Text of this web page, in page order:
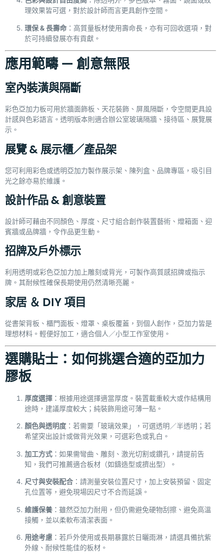
理效果皆可選，對於設計師而言更具創作空間。
環保 & 長壽命 ：高質量板材使用壽命長，亦有可回收選項，對
於可持續發展亦有貢獻。
應用範疇 — 創意無限
室內裝潢與隔斷
彩色亞加力板可用於牆面飾板、天花裝飾、屏風隔斷，令空間更具設
計感與色彩語言。透明版本則適合辦公室玻璃隔牆、接待區、展覽展
示。
展覽 & 展示櫃／產品架
您可利用彩色或透明亞加力製作展示架、陳列盒、品牌專區，吸引目
光之餘亦易於維護。
設計作品 & 創意裝置
設計師可藉由不同顏色、厚度、尺寸組合創作裝置藝術、燈箱面、迎
賓牆或品牌牆，令作品更生動。
招牌及戶外標示
利用透明或彩色亞加力加上雕刻或背光，可製作高質感招牌或指示
牌。其耐候性確保長期使用仍然清晰亮麗。
家居 ＆ DIY 項目
從書架背板、櫃門面板、燈罩、桌板覆蓋，到個人創作，亞加力皆是
理想材料。輕便好加工，適合個人／小型工作室使用。
選購貼士：如何挑選合適的亞加力
膠板
厚度選擇 ：根據用途選擇適當厚度。裝置載重較大或作結構用
途時，建議厚度較大；純裝飾用途可薄一點。
顏色與透明度 ：若需要「玻璃效果」，可選透明／半透明；若
希望突出設計或做背光效果，可選彩色或乳白。
加工方式 ：如果需彎曲、雕刻、激光切割或鑽孔，請提前告
知，我們可推薦適合板材（如鑄造型或擠出型）。
尺寸與安裝配合 ：請測量安裝位置尺寸，加上安裝預留、固定
孔位置等，避免現場因尺寸不合而延誤。
維護保養 ：雖然亞加力耐用，但仍需避免硬物刮擦、避免高溫
接觸，並以柔軟布清潔表面。
用途考慮 ：若戶外使用或長期暴露於日曬雨淋，請選具備抗紫
外線、耐候性能佳的板材。